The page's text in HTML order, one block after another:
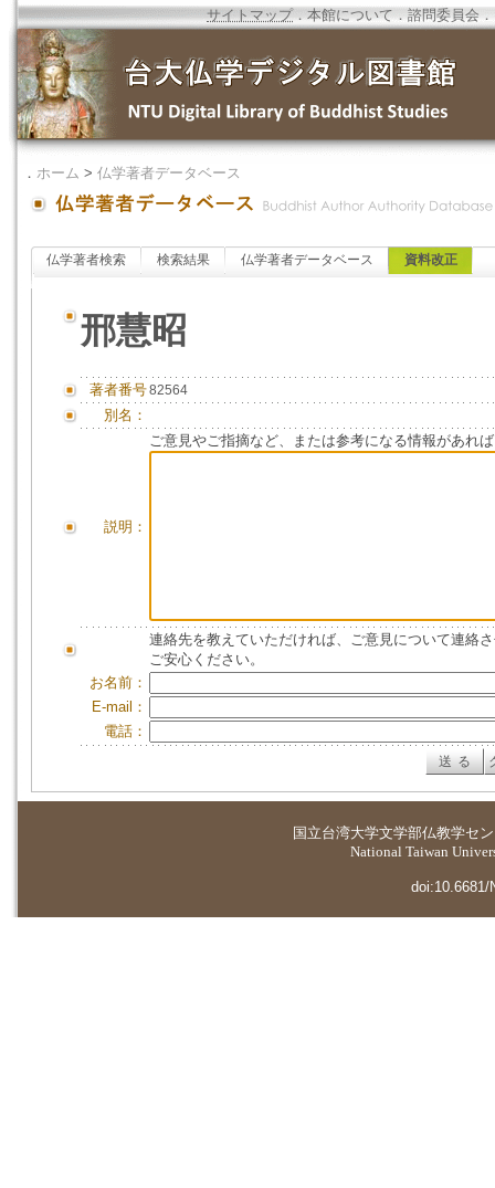
サイトマップ．本館について ．諮問委員会 ．
． ホーム > 仏学著者データベース
仏学著者検索 検索結果 仏学著者データベース 資料改正
邢慧昭
著者番号82564
別名：
説明：
ご意見やご指摘など、または参考になる情報があれ
連絡先を教えていただければ、ご意見について連絡
ご安心ください。
お名前：
E-mail：
電話：
国立台湾大学文学部仏教学セ
National Taiwan
doi:10.6681/